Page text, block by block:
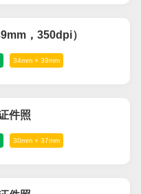
，350dpi）
34mm × 39mm
件照
30mm × 37mm